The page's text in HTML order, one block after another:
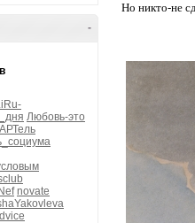
-
Любовь-это
novate
Но никто-не